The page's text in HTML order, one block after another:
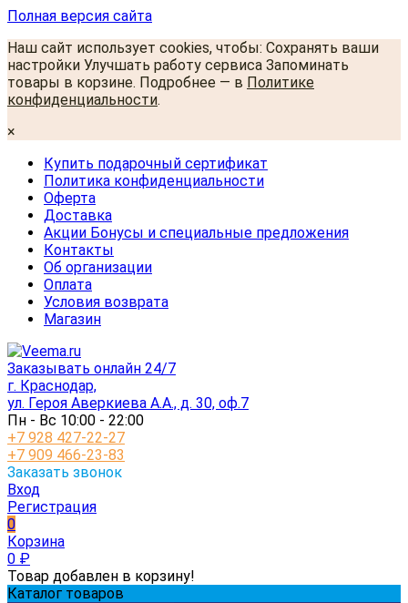
Полная версия сайта
Наш сайт использует cookies, чтобы: Сохранять ваши
настройки Улучшать работу сервиса Запоминать
товары в корзине. Подробнее — в Политике
конфиденциальности.
×
Купить подарочный сертификат
Политика конфиденциальности
Оферта
Доставка
Акции Бонусы и специальные предложения
Контакты
Об организации
Оплата
Условия возврата
Магазин
Заказывать онлайн 24/7
г. Краснодар,
ул. Героя Аверкиева А.А., д. 30, оф.7
Пн - Вс 10:00 - 22:00
+7 928 427-22-27
+7 909 466-23-83
Заказать звонок
Вход
Регистрация
0
Корзина
0 ₽
Товар добавлен в корзину!
Каталог товаров